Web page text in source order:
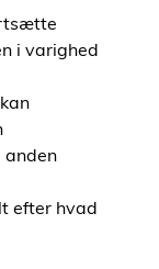
i varighed
anden
efter hvad